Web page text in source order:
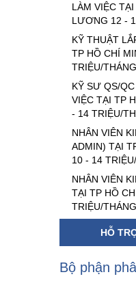
LÀM VIỆC
LƯƠNG 12 -
KỸ THUẬT
TP HỒ CHÍ
TRIỆU/THÁNG
KỸ SƯ QS/
VIỆC TẠI TP
- 14 TRIỆU/
NHÂN VIÊN
ADMIN) TẠI
10 - 14
NHÂN VIÊN
TẠI TP HỒ
TRIỆU/THÁNG
HỖ
Bộ phận